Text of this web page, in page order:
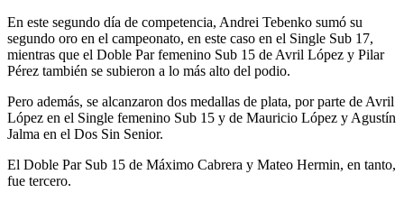
En este segundo día de competencia, Andrei Tebenko sumó su
segundo oro en el campeonato, en este caso en el Single Sub 17,
mientras que el Doble Par femenino Sub 15 de Avril López y Pilar
Pérez también se subieron a lo más alto del podio.
Pero además, se alcanzaron dos medallas de plata, por parte de Avril
López en el Single femenino Sub 15 y de Mauricio López y Agustín
Jalma en el Dos Sin Senior.
El Doble Par Sub 15 de Máximo Cabrera y Mateo Hermin, en tanto,
fue tercero.